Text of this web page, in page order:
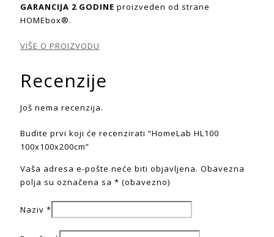
GARANCIJA 2 GODINE proizveden od strane
HOMEbox®.
VIŠE O PROIZVODU
Recenzije
Još nema recenzija.
Budite prvi koji će recenzirati “HomeLab HL100
100x100x200cm”
Vaša adresa e-pošte neće biti objavljena. Obavezna
polja su označena sa * (obavezno)
Naziv *